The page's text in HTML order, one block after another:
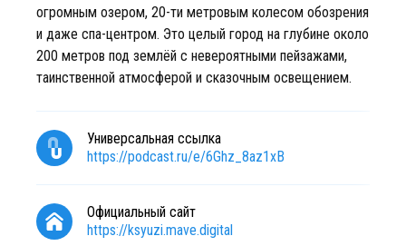
огромным озером, 20-ти метровым колесом обозрения
и даже спа-центром. Это целый город на глубине около
200 метров под землёй с невероятными пейзажами,
таинственной атмосферой и сказочным освещением.
Универсальная ссылка
https://podcast.ru/e/6Ghz_8az1xB
Официальный сайт
https://ksyuzi.mave.digital